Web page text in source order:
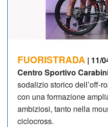
FUORISTRADA | 11/
Centro Sportivo
sodalizio storico dell’off-
con una formazione
ambiziosi, tanto nella
ciclocross.